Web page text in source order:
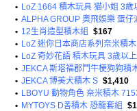
• LoZ 1664 積木玩具 猫小姐 3歲
• ALPHA GROUP 奧飛娛樂 蛋
• 12生肖造型積木組
$167
• LoZ 迷你日本商店系列奈米積木
• LoZ 奇妙花語 積木玩具 3歲以上
• JEKCA 斯塔福郡鬥牛梗狗狗積
• JEKCA 博美犬積木 S $1,410
• LBOYU 動物角色 奈米積木
• MYTOYS D폼積木 恐龍套組